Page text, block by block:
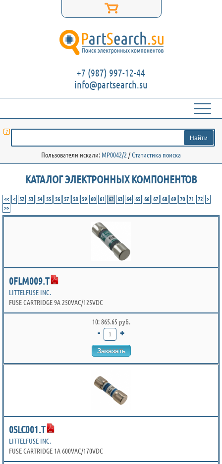
+7 (987) 997-12-44
info@partsearch.su
Пользователи искали: MP0042/2 /Статистика поиска
КАТАЛОГ ЭЛЕКТРОННЫХ КОМПОНЕНТОВ
<< < 52 53 54 55 56 57 58 59 60 61 62 63 64 65 66 67 68 69 70 71 72
>
>>
0FLM009.T
LITTELFUSE INC.
FUSE CARTRIDGE 9A 250VAC/125VDC
10: 865.65 руб.
- +
Заказать
0SLC001.T
LITTELFUSE INC.
FUSE CARTRIDGE 1A 600VAC/170VDC